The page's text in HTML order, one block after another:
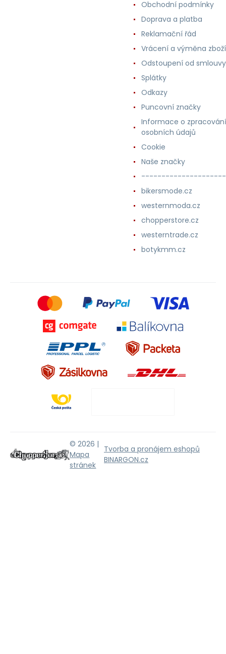
Obchodní podmínky
Doprava a platba
Reklamační řád
Vrácení a výměna zboží
Odstoupení od smlouvy
Splátky
Odkazy
Puncovní značky
Informace o zpracování
osobních údajů
Cookie
Naše značky
bikersmode.cz
westernmoda.cz
chopperstore.cz
westerntrade.cz
botykmm.cz
© 2026 |
Mapa
stránek
Tvorba a pronájem eshopů
BINARGON.cz